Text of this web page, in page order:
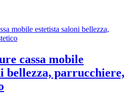
cassa mobile
bellezza, parrucchiere,